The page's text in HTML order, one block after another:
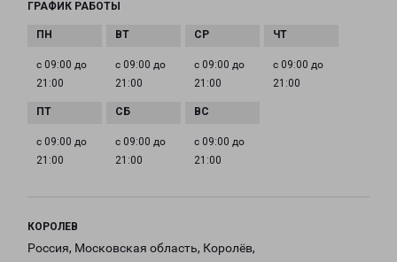
ГРАФИК РАБОТЫ
с 09:00 до
21:00
с 09:00 до
21:00
с 09:00 до
21:00
с 09:00 до
21:00
с 09:00 до
21:00
с 09:00 до
21:00
с 09:00 до
21:00
КОРОЛЕВ
Россия, Московская область, Королёв,